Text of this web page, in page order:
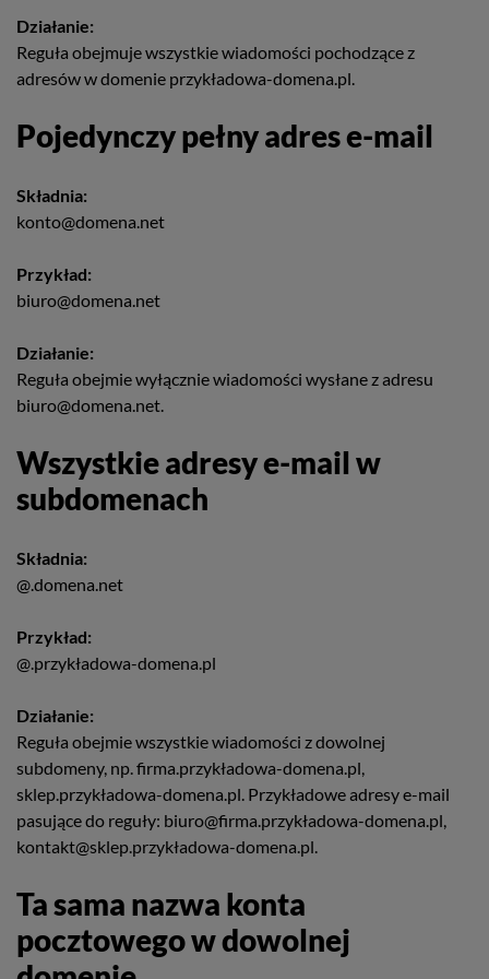
Działanie:
Reguła obejmuje wszystkie wiadomości pochodzące z
adresów w domenie przykładowa-domena.pl.
Pojedynczy pełny adres e-mail
Składnia:
konto@domena.net
Przykład:
biuro@domena.net
Działanie:
Reguła obejmie wyłącznie wiadomości wysłane z adresu
biuro@domena.net.
Wszystkie adresy e-mail w
subdomenach
Składnia:
@.domena.net
Przykład:
@.przykładowa-domena.pl
Działanie:
Reguła obejmie wszystkie wiadomości z dowolnej
subdomeny, np. firma.przykładowa-domena.pl,
sklep.przykładowa-domena.pl. Przykładowe adresy e-mail
pasujące do reguły: biuro@firma.przykładowa-domena.pl,
kontakt@sklep.przykładowa-domena.pl.
Ta sama nazwa konta
pocztowego w dowolnej